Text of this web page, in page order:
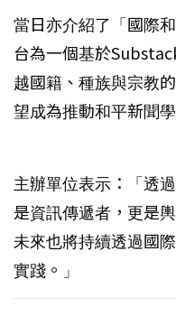
當日亦介紹了「國際
台為一個基於
越國籍、種族與宗教
望成為推動和平新聞
主辦單位表示：「透
是資訊傳遞者，更是
未來也將持續透過國
實踐。」